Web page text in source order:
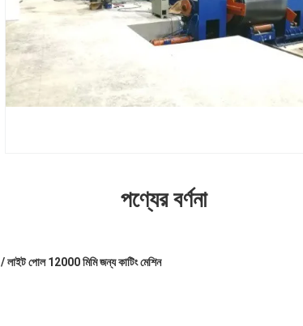
পণ্যের বর্ণনা
পোল 12000 মিমি জন্য কাটিং মেশিন